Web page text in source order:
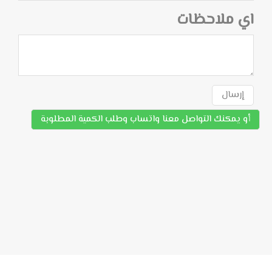
اي ملاحظات
إرسال
أو يمكنك التواصل معنا واتساب وطلب الكمية المطلوبة